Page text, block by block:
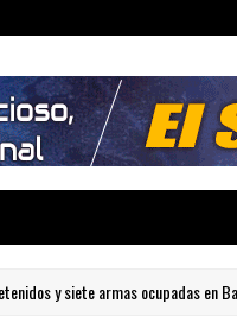
siete armas ocupadas en Barahona